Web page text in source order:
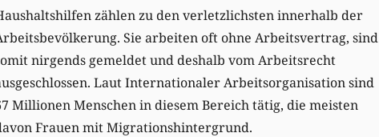
zählen zu den verletzlichsten innerhalb der
Sie arbeiten oft ohne Arbeitsvertrag, sind
nirgends gemeldet und deshalb vom Arbeitsrecht
Laut Internationaler Arbeitsorganisation sind
Millionen Menschen in diesem Bereich tätig, die meisten
Frauen mit Migrationshintergrund.